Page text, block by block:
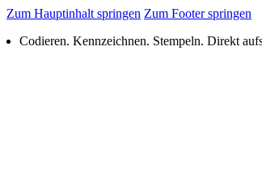
Zum Hauptinhalt springen Zum Footer springen
Codieren. Kennzeichnen. Stempeln. Direkt